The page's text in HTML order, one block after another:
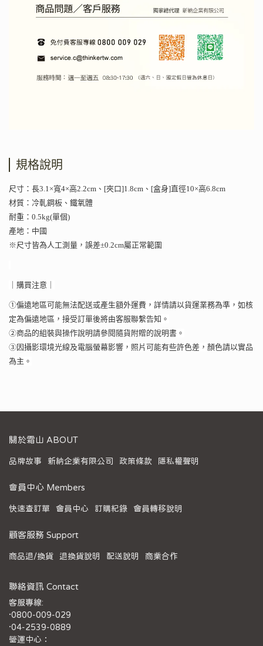
規格說明
尺寸：長3.1×寬4×高2.2cm、[夾口]1.8cm、[盒身]直徑10×高6.8cm
材質：冷軋鋼板、鐵氧體
耐重：0.5kg(單個)
產地：中國
※尺寸皆為人工測量，誤差±0.2cm屬正常範圍
｜購買注意｜
①偏遠地區可能無法配送或產生額外運費，詳情請以貨運業務為準，如核
定為偏遠地區，接受訂單後將由客服聯繫告知。
②商品的組裝與操作說明請參閱隨貨附贈的說明書。
③因攝影環境光線及電腦螢幕影響，照片可能有些許色差，顏色請以實品
為主。
關於霜山 ABOUT
品牌故事 新納企業有限公司 政策條款 隱私權聲明
會員中心 Members
快速查訂單 會員中心 訂購紀錄 會員轉移說明
顧客服務 Support
商品退/換貨 退換貨說明 配送說明 商業合作
聯絡資訊 Contact
客服專線:
·0800-009-029
·04-2539-0889
營運中心：